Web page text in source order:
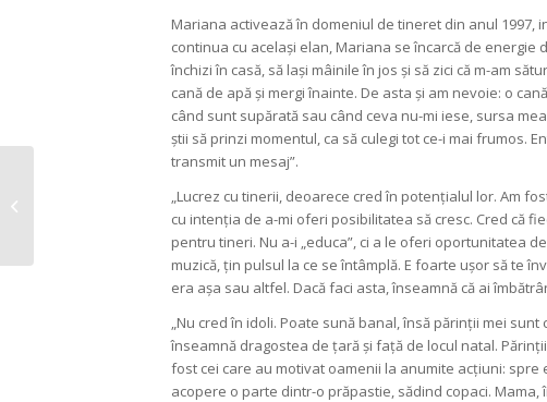
Mariana activează în domeniul de tineret din anul
continua cu același elan, Mariana se încarcă de energie
închizi în casă, să lași mâinile în jos și să zici că m-am
cană de apă și mergi înainte. De asta și am nevoie: o
când sunt supărată sau când ceva nu-mi iese, sursa
știi să prinzi momentul, ca să culegi tot ce-i mai frumos.
transmit un mesaj”.
„Lucrez cu tinerii, deoarece cred în potențialul lor. Am
cu intenția de a-mi oferi posibilitatea să cresc. Cred că
pentru tineri. Nu a-i „educa”, ci a le oferi oportunitatea
muzică, țin pulsul la ce se întâmplă. E foarte ușor să te
era așa sau altfel. Dacă faci asta, înseamnă că ai
„Nu cred în idoli. Poate sună banal, însă părinții mei
înseamnă dragostea de țară și față de locul natal.
fost cei care au motivat oamenii la anumite acțiuni:
acopere o parte dintr-o prăpastie, sădind copaci.
doresc să locuiesc într-